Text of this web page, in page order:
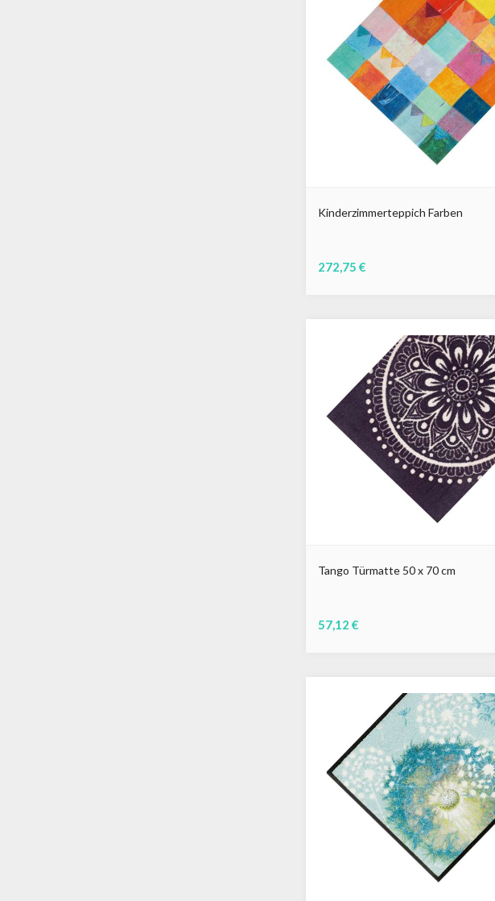
Kinderzimmerteppich Farben
272,75 €
Tango Türmatte 50 x 70 cm
57,12 €